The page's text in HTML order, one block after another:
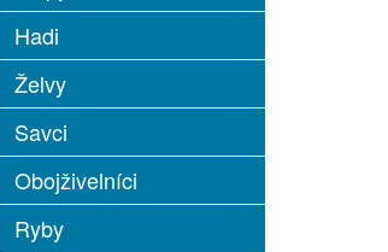
Hadi
Želvy
Savci
Obojživelníci
Ryby